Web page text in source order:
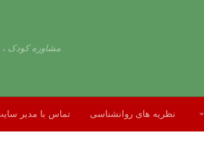
مشاوره کودک ،
نظریه های روانشناسی تماس با مدیر